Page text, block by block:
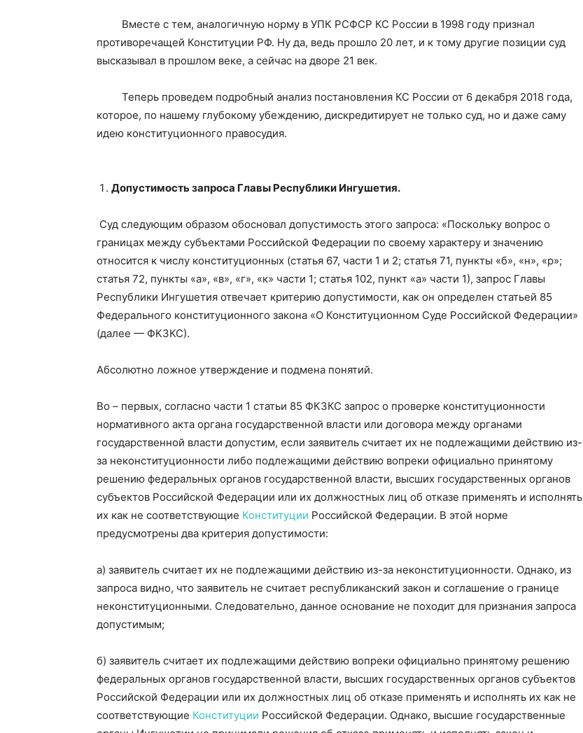
Вместе с тем, аналогичную норму в УПК РСФСР КС России в 1998 году признал
противоречащей Конституции РФ. Ну да, ведь прошло 20 лет, и к тому другие позиции суд
высказывал в прошлом веке, а сейчас на дворе 21 век.
Теперь проведем подробный анализ постановления КС России от 6 декабря 2018 года,
которое, по нашему глубокому убеждению, дискредитирует не только суд, но и даже саму
идею конституционного правосудия.
Допустимость запроса Главы Республики Ингушетия.
Суд следующим образом обосновал допустимость этого запроса: «Поскольку вопрос о
границах между субъектами Российской Федерации по своему характеру и значению
относится к числу конституционных (статья 67, части 1 и 2; статья 71, пункты «б», «н», «р»;
статья 72, пункты «а», «в», «г», «к» части 1; статья 102, пункт «а» части 1), запрос Главы
Республики Ингушетия отвечает критерию допустимости, как он определен статьей 85
Федерального конституционного закона «О Конституционном Суде Российской Федерации»
(далее — ФКЗКС).
Абсолютно ложное утверждение и подмена понятий.
Во – первых, согласно части 1 статьи 85 ФКЗКС запрос о проверке конституционности
нормативного акта органа государственной власти или договора между органами
государственной власти допустим, если заявитель считает их не подлежащими действию из-
за неконституционности либо подлежащими действию вопреки официально принятому
решению федеральных органов государственной власти, высших государственных органов
субъектов Российской Федерации или их должностных лиц об отказе применять и исполнять
их как не соответствующие Конституции Российской Федерации. В этой норме
предусмотрены два критерия допустимости:
а) заявитель считает их не подлежащими действию из-за неконституционности. Однако, из
запроса видно, что заявитель не считает республиканский закон и соглашение о границе
неконституционными. Следовательно, данное основание не походит для признания запроса
допустимым;
б) заявитель считает их подлежащими действию вопреки официально принятому решению
федеральных органов государственной власти, высших государственных органов субъектов
Российской Федерации или их должностных лиц об отказе применять и исполнять их как не
соответствующие Конституции Российской Федерации. Однако, высшие государственные